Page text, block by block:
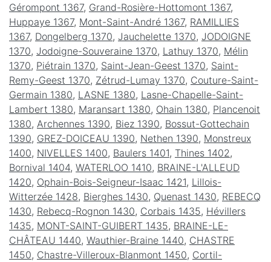
Gérompont 1367, Grand-Rosière-Hottomont 1367,
Huppaye 1367, Mont-Saint-André 1367, RAMILLIES
1367, Dongelberg 1370, Jauchelette 1370, JODOIGNE
1370, Jodoigne-Souveraine 1370, Lathuy 1370, Mélin
1370, Piétrain 1370, Saint-Jean-Geest 1370, Saint-
Remy-Geest 1370, Zétrud-Lumay 1370, Couture-Saint-
Germain 1380, LASNE 1380, Lasne-Chapelle-Saint-
Lambert 1380, Maransart 1380, Ohain 1380, Plancenoit
1380, Archennes 1390, Biez 1390, Bossut-Gottechain
1390, GREZ-DOICEAU 1390, Nethen 1390, Monstreux
1400, NIVELLES 1400, Baulers 1401, Thines 1402 ,
Bornival 1404, WATERLOO 1410, BRAINE-L'ALLEUD
1420, Ophain-Bois-Seigneur-Isaac 1421, Lillois-
Witterzée 1428, Bierghes 1430, Quenast 1430, REBECQ
1430, Rebecq-Rognon 1430, Corbais 1435, Hévillers
1435, MONT-SAINT-GUIBERT 1435, BRAINE-LE-
CHÂTEAU 1440, Wauthier-Braine 1440, CHASTRE
1450, Chastre-Villeroux-Blanmont 1450, Cortil-